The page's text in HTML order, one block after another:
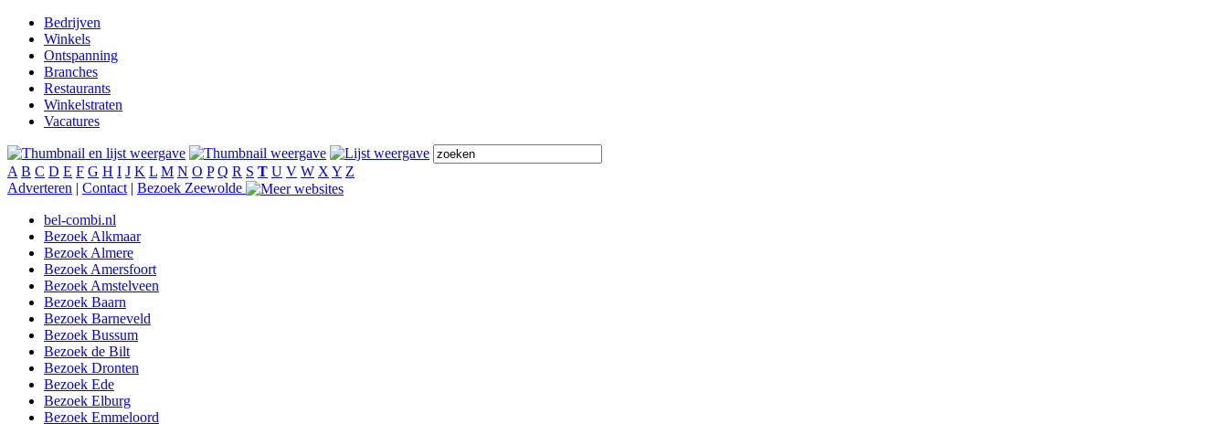
Bedrijven
Winkels
Ontspanning
Branches
Restaurants
Winkelstraten
Vacatures
A B C D E F G H I J K L M N O P Q R S T U V W X Y Z
Adverteren | Contact | Bezoek Zeewolde
bel-combi.nl
Bezoek Alkmaar
Bezoek Almere
Bezoek Amersfoort
Bezoek Amstelveen
Bezoek Baarn
Bezoek Barneveld
Bezoek Bussum
Bezoek de Bilt
Bezoek Dronten
Bezoek Ede
Bezoek Elburg
Bezoek Emmeloord